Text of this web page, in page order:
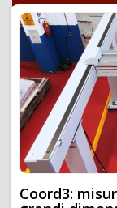
Coord3: